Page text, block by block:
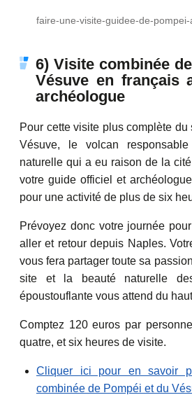
faire-une-visite-guidee-de-
6) Visite combinée
Vésuve en français
archéologue
Pour cette visite plus complète
Vésuve, le volcan
naturelle qui a eu raison de la
votre guide officiel et
pour une activité de plus de six
Prévoyez donc votre journée
aller et retour depuis Naples.
vous fera partager toute sa
site et la beauté naturelle
époustouflante vous attend du
Comptez 120 euros par
quatre, et six heures de visite.
Cliquer ici pour en savoir
combinée de Pompéi et du